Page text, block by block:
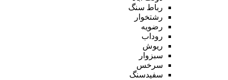
رباط سنگ
رشتخوار
رضویه
روداب
ریوش
سبزوار
سرخس
سفیدسنگ